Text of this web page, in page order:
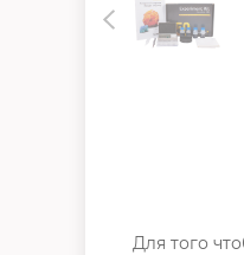
Для того